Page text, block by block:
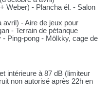
Weber) - Plancha él. - Salon
avril) - Aire de jeux pour
- Terrain de pétanque
- Ping-pong - Mölkky, cage de
intérieure à 87 dB (limiteur
non autorisé après 22h en